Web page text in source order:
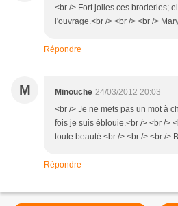
<br /> Fort jolies ces broderies;
l'ouvrage.<br /> <br /> <br />
Répondre
M Minouche 24/03/2012 20:03
<br /> Je ne mets pas un mot à
fois je suis éblouie.<br /> <br />
toute beauté.<br /> <br /> <br />
Répondre